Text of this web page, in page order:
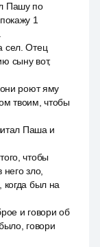
Пашу по
1
сел. Отец
сыну вот,
роют яму
твоим, чтобы
Паша и
чтобы
зло,
когда был на
и говори об
говори